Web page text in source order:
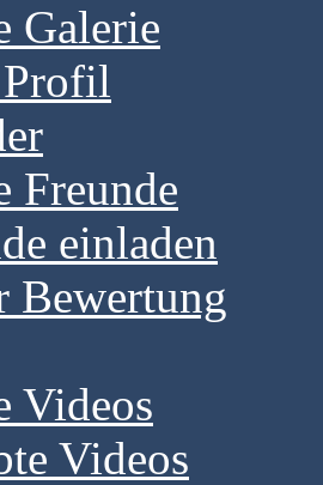
Galerie
Freunde
einladen
Bewertung
Videos
Videos